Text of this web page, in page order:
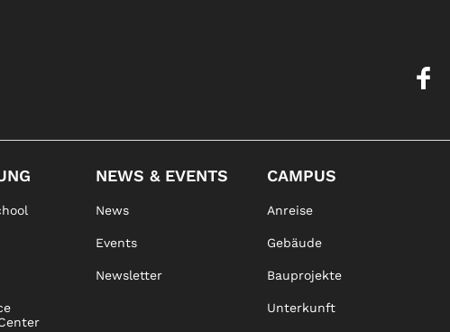
NEWS & EVENTS
News
Events
Newsletter
CAMPUS
Anreise
Gebäude
Bauprojekte
Unterkunft